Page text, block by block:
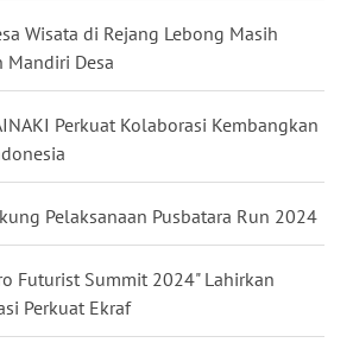
Wisata di Rejang Lebong Masih
Mandiri Desa
Perkuat Kolaborasi Kembangkan
Pelaksanaan Pusbatara Run 2024
Futurist Summit 2024" Lahirkan
Perkuat Ekraf